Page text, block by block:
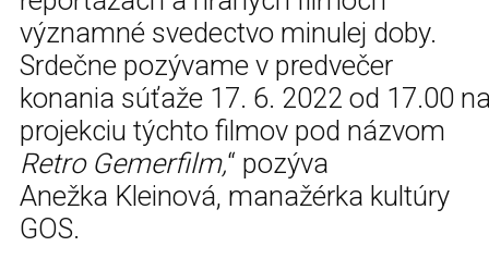
významné svedectvo minulej doby.
Srdečne pozývame v predvečer
konania súťaže 17. 6. 2022 od 17.00
projekciu týchto filmov pod názvom
Retro Gemerfilm,“ pozýva
Anežka Kleinová, manažérka kultúry
GOS.